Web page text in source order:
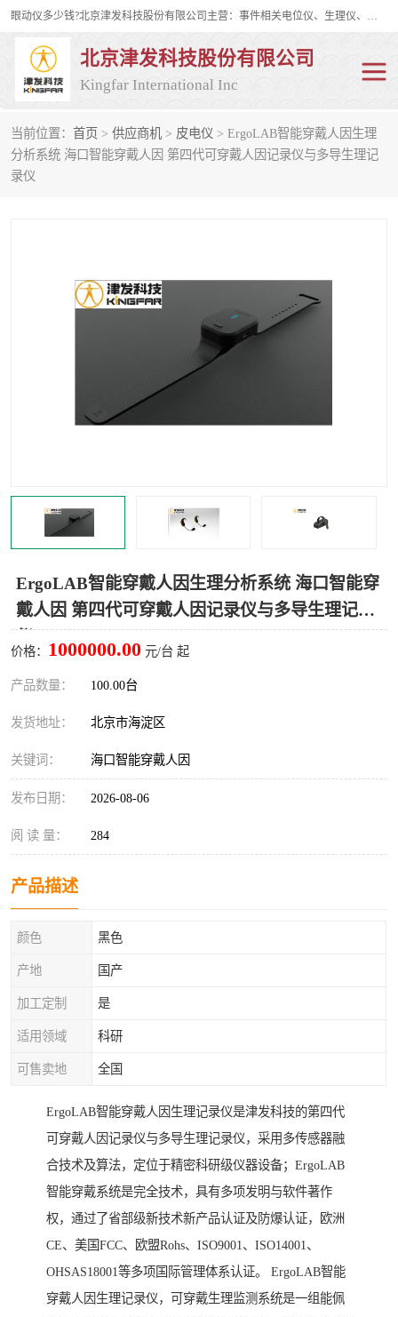
眼动仪多少钱?北京津发科技股份有限公司主营：事件相关电位仪、生理仪、肌电仪、脑电仪、皮电仪、眼动仪；是国家级高新技术企业、科技部认定的科技型中小企业和中关村高新技术企业，具备保密资格，具备自主进出口经营权；自主研发技术、产品与服务荣获多项省部级科学技术奖励、国家发明专利、国家软件著作权和省部级新技术新产品（服务）认证。
北京津发科技股份有限公司
Kingfar International Inc
当前位置： 首页 > 供应商机 > 皮电仪 > ErgoLAB智能穿戴人因生理
分析系统 海口智能穿戴人因 第四代可穿戴人因记录仪与多导生理记
录仪
ErgoLAB智能穿戴人因生理分析系统 海口智能穿
戴人因 第四代可穿戴人因记录仪与多导生理记录
价格： 1000000.00 元/台 起
产品数量： 100.00台
发货地址： 北京市海淀区
关键词： 海口智能穿戴人因
发布日期： 2026-08-06
阅 读 量： 284
产品描述
颜色 黑色
产地 国产
加工定制 是
适用领域 科研
可售卖地 全国
ErgoLAB智能穿戴人因生理记录仪是津发科技的第四代
可穿戴人因记录仪与多导生理记录仪，采用多传感器融
合技术及算法，定位于精密科研级仪器设备；ErgoLAB
智能穿戴系统是完全技术，具有多项发明与软件著作
权，通过了省部级新技术新产品认证及防爆认证，欧洲
CE、美国FCC、欧盟Rohs、ISO9001、ISO14001、
OHSAS18001等多项国际管理体系认证。 ErgoLAB智能
穿戴人因生理记录仪，可穿戴生理监测系统是一组能佩
皮电仪 脑电仪
行为观察与表情分析 动作捕捉与生物力学
人机交互实验室
神经营销与消费行为实验
人机环境同步云平台